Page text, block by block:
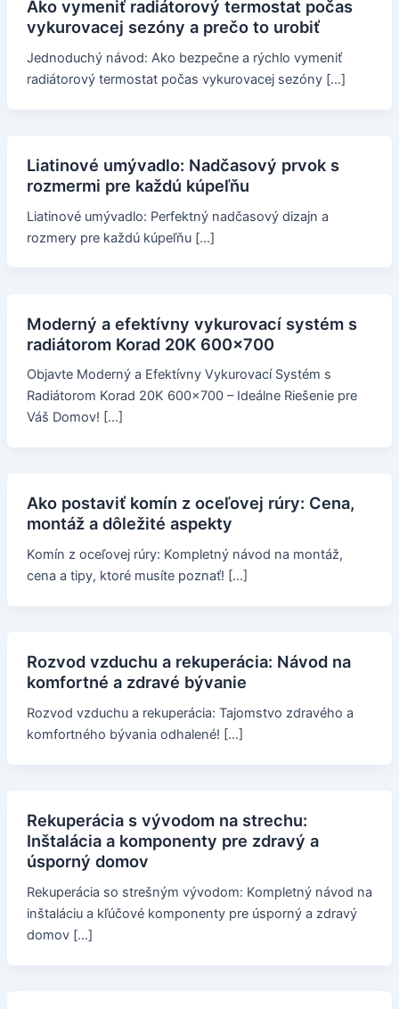
Ako vymeniť radiátorový termostat počas
vykurovacej sezóny a prečo to urobiť
Jednoduchý návod: Ako bezpečne a rýchlo vymeniť
radiátorový termostat počas vykurovacej sezóny […]
Liatinové umývadlo: Nadčasový prvok s
rozmermi pre každú kúpeľňu
Liatinové umývadlo: Perfektný nadčasový dizajn a
rozmery pre každú kúpeľňu […]
Moderný a efektívny vykurovací systém s
radiátorom Korad 20K 600x700
Objavte Moderný a Efektívny Vykurovací Systém s
Radiátorom Korad 20K 600x700 – Ideálne Riešenie pre
Váš Domov! […]
Ako postaviť komín z oceľovej rúry: Cena,
montáž a dôležité aspekty
Komín z oceľovej rúry: Kompletný návod na montáž,
cena a tipy, ktoré musíte poznať! […]
Rozvod vzduchu a rekuperácia: Návod na
komfortné a zdravé bývanie
Rozvod vzduchu a rekuperácia: Tajomstvo zdravého a
komfortného bývania odhalené! […]
Rekuperácia s vývodom na strechu:
Inštalácia a komponenty pre zdravý a
úsporný domov
Rekuperácia so strešným vývodom: Kompletný návod na
inštaláciu a kľúčové komponenty pre úsporný a zdravý
domov […]